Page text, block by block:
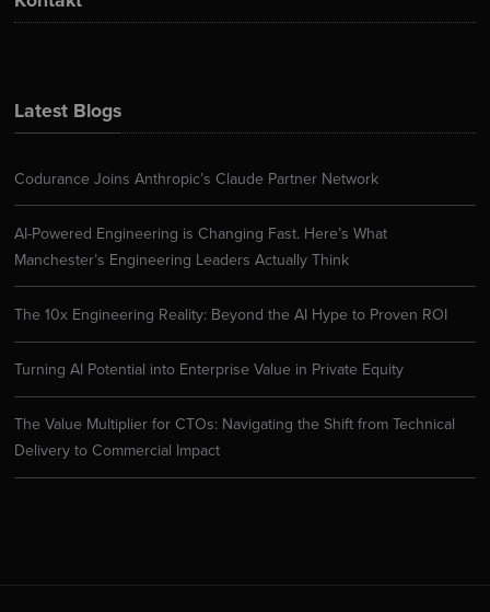
Latest Blogs
Codurance Joins Anthropic’s Claude Partner Network
AI-Powered Engineering is Changing Fast. Here’s What
Manchester’s Engineering Leaders Actually Think
The 10x Engineering Reality: Beyond the AI Hype to Proven ROI
Turning AI Potential into Enterprise Value in Private Equity
The Value Multiplier for CTOs: Navigating the Shift from Technical
Delivery to Commercial Impact